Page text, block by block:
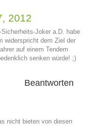
2012
Joker a.D. habe
widerspricht dem Ziel der
auf einem Tendem
senken würde! ;)
Beantworten
nicht bieten von diesen